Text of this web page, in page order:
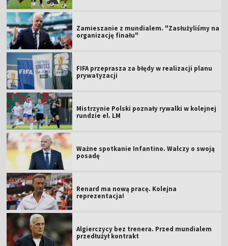
Zamieszanie z mundialem. "Zasłużyliśmy na
organizację finału"
FIFA przeprasza za błędy w realizacji planu
prywatyzacji
Mistrzynie Polski poznały rywalki w kolejnej
rundzie el. LM
Ważne spotkanie Infantino. Walczy o swoją
posadę
Renard ma nową pracę. Kolejna
reprezentacja!
Algierczycy bez trenera. Przed mundialem
przedłużył kontrakt